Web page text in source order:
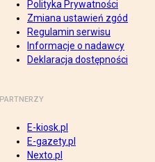
Polityka Prywatności
Zmiana ustawień zgód
Regulamin serwisu
Informacje o nadawcy
Deklaracja dostępności
PARTNERZY
E-kiosk.pl
E-gazety.pl
Nexto.pl